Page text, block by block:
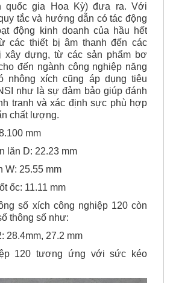
quốc gia Hoa Kỳ) đưa ra. Với
tắc và hướng dẫn có tác động
động kinh doanh của hầu hết
các thiết bị âm thanh đến các
xây dựng, từ các sản phẩm bơ
đến ngành công nghiệp năng
nhông xích cũng áp dụng tiêu
như là sự đảm bảo giúp đánh
tranh và xác định sực phù hợp
chất lượng.
mm
lăn D: 22.23 mm
W: 25.55 mm
ốc: 11.11 mm
số xích công nghiệp 120 còn
thông số như:
28.4mm, 27.2 mm
120 tương ứng với sức kéo